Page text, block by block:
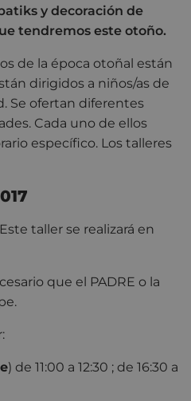
y decoración de
tendremos este otoño.
de la época otoñal están
dirigidos a niños/as de
Se ofertan diferentes
Cada uno de ellos
específico. Los talleres
taller se realizará en
que el PADRE o la
) de 11:00 a 12:30 ; de 16:30 a